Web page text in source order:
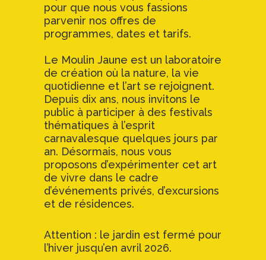
pour que nous vous fassions
parvenir nos offres de
programmes, dates et tarifs.
Le Moulin Jaune est un laboratoire
de création où la nature, la vie
quotidienne et l’art se rejoignent.
Depuis dix ans, nous invitons le
public à participer à des festivals
thématiques à l’esprit
carnavalesque quelques jours par
an. Désormais, nous vous
proposons d’expérimenter cet art
de vivre dans le cadre
d’événements privés, d’excursions
et de résidences.
Attention : le jardin est fermé pour
l’hiver jusqu’en avril 2026.